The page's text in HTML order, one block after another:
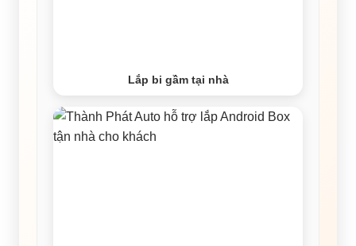
Lắp bi gầm tại nhà